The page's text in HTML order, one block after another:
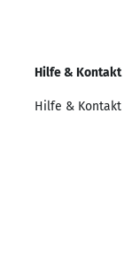
Hilfe & Kontakt
Hilfe & Kontakt